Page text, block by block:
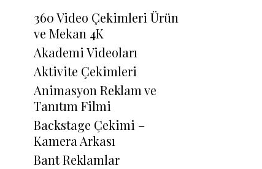
360 Video Çekimleri Ürün
ve Mekan 4K
Akademi Videoları
Aktivite Çekimleri
Animasyon Reklam ve
Tanıtım Filmi
Backstage Çekimi –
Kamera Arkası
Bant Reklamlar